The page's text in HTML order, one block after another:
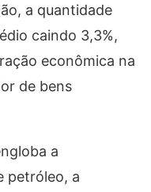
a quantidade
caindo 3,3%,
econômica na
de bens
a
petróleo, a